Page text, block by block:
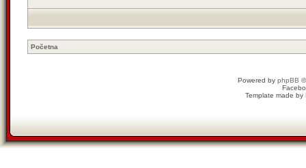
Početna
Powered by phpBB
Template made by